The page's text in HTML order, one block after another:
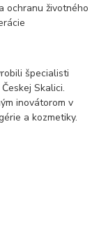
ochranu životného
špecialisti
Skalici.
inovátorom v
a kozmetiky.